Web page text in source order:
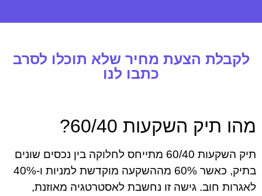
לקבלת הצעת מחיר שלא תוכלו לסרב
כתבו לנו
מהו תיק השקעות 60/40?
תיק השקעות 60/40 מתייחס לחלוקה בין נכסים שונים
בתיק, כאשר 60% מההשקעה מוקדשת למניות ו-40%
לאגרות חוב. גישה זו נחשבת לאסטרטגיה מאוזנת,